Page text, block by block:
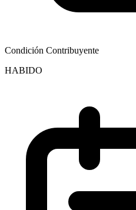
Condición Contribuyente
HABIDO